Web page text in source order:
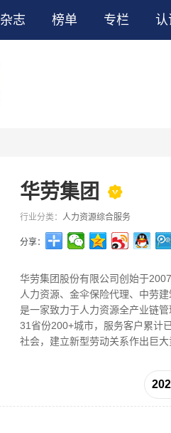
杂志 榜单 专栏 认
华劳集团 
行业分类： 人力资源综合服务
分享：
华劳集团股份有限公司创始于
人力资源、金伞保险代理、中劳
是一家致力于人力资源全产业链
31省份200+城市，服务客户累计
社会，建立新型劳动关系作出巨大